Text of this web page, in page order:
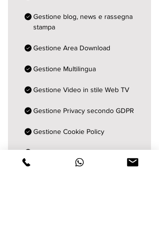
Gestione blog, news e rassegna
stampa
Gestione Area Download
Gestione Multilingua
Gestione Video in stile Web TV
Gestione Privacy secondo GDPR
Gestione Cookie Policy
Certificato SSL - Sito sicuro per